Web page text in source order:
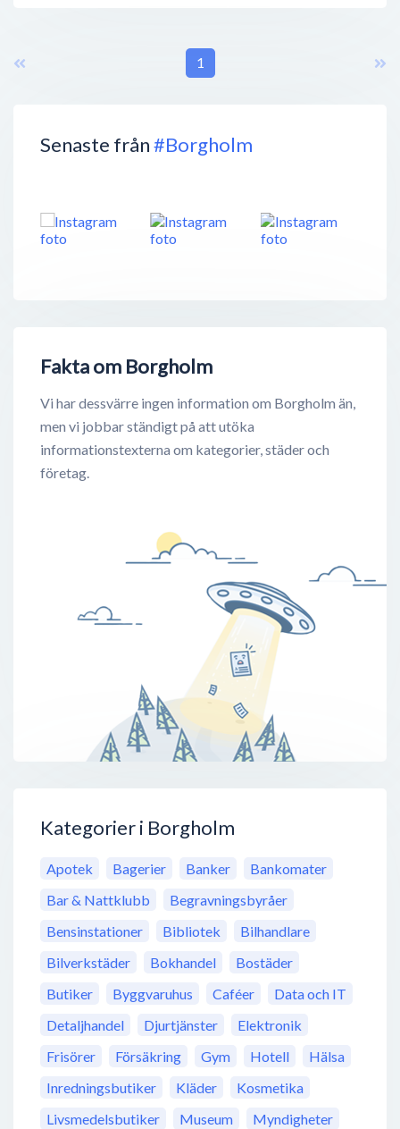
Senaste från#Borgholm
Fakta om Borgholm
Vi har dessvärre ingen information om Borgholm än,
men vi jobbar ständigt på att utöka
informationstexterna om kategorier, städer och
företag.
Kategorier i Borgholm
Apotek Bagerier Banker
Bankomater
Bar & Nattklubb
Begravningsbyråer
Bensinstationer
Bibliotek
Bilhandlare
Bilverkstäder
Bokhandel
Bostäder
Butiker
Byggvaruhus Caféer
Data och IT
Detaljhandel
Djurtjänster
Elektronik
Frisörer
Försäkring Gym Hotell
Hälsa
Inredningsbutiker
Kläder
Kosmetika
Livsmedelsbutiker
Museum
Myndigheter
1